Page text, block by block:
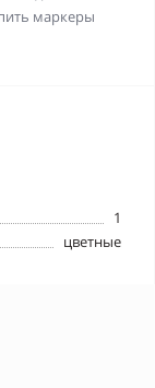
маркеры
1
цветные